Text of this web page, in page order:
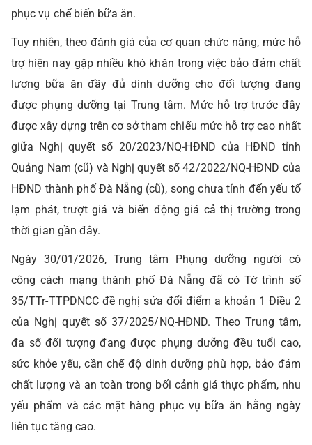
phục vụ chế biến bữa ăn.
Tuy nhiên, theo đánh giá của cơ quan chức năng, mức hỗ
trợ hiện nay gặp nhiều khó khăn trong việc bảo đảm chất
lượng bữa ăn đầy đủ dinh dưỡng cho đối tượng đang
được phụng dưỡng tại Trung tâm. Mức hỗ trợ trước đây
được xây dựng trên cơ sở tham chiếu mức hỗ trợ cao nhất
giữa Nghị quyết số 20/2023/NQ-HĐND của HĐND tỉnh
Quảng Nam (cũ) và Nghị quyết số 42/2022/NQ-HĐND của
HĐND thành phố Đà Nẵng (cũ), song chưa tính đến yếu tố
lạm phát, trượt giá và biến động giá cả thị trường trong
thời gian gần đây.
Ngày 30/01/2026, Trung tâm Phụng dưỡng người có
công cách mạng thành phố Đà Nẵng đã có Tờ trình số
35/TTr-TTPDNCC đề nghị sửa đổi điểm a khoản 1 Điều 2
của Nghị quyết số 37/2025/NQ-HĐND. Theo Trung tâm,
đa số đối tượng đang được phụng dưỡng đều tuổi cao,
sức khỏe yếu, cần chế độ dinh dưỡng phù hợp, bảo đảm
chất lượng và an toàn trong bối cảnh giá thực phẩm, nhu
yếu phẩm và các mặt hàng phục vụ bữa ăn hằng ngày
liên tục tăng cao.